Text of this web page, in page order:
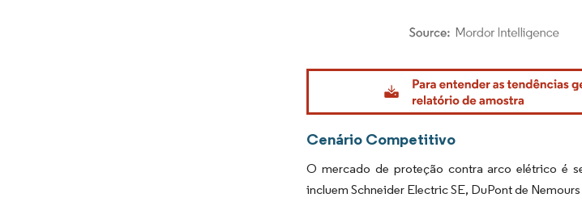
Imagem © Mordor Intelligence. O reuso requer atribuição
Cenário Competitivo
O mercado de proteção contra arco elétrico é
incluem Schneider Electric SE, DuPont de